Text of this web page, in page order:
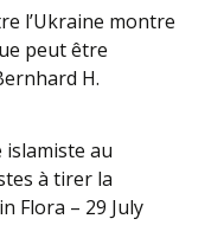
l’Ukraine montre
peut être
H.
islamiste au
à tirer la
Flora – 29 July